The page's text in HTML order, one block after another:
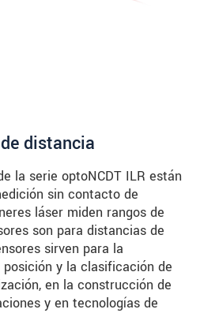
distancia
la serie optoNCDT ILR están
sin contacto de
láser miden rangos de
son para distancias de
sirven para la
y la clasificación de
en la construcción de
y en tecnologías de